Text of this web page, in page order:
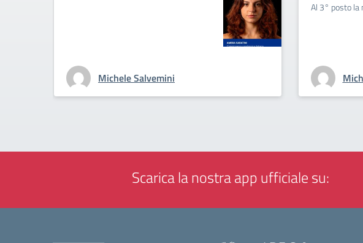
Michele Salvemini
Al 3° posto la
Scarica la nostra app ufficiale su: